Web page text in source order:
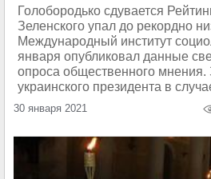
Голобородько сдувается
Зеленского упал до рекордно
Международный институт
января опубликовал данные
опроса общественного
украинского президента в
30 января 2021